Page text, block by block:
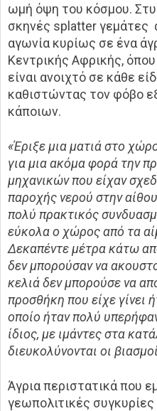
ωμή όψη του κόσμου.
σκηνές splatter γεμάτες
αγωνία κυρίως σε ένα
Κεντρικής Αφρικής,
είναι ανοιχτό σε κάθε
καθιστώντας τον φόβο
κάποιων.
«Έριξε μια ματιά στο
για μια ακόμα φορά την
μηχανικών που είχαν
παροχής νερού στην
πολύ πρακτικός
εύκολα ο χώρος από τα
Δεκαπέντε μέτρα κάτω
δεν μπορούσαν να
κελιά δεν μπορούσε να
προσθήκη που είχε γίνει
οποίο ήταν πολύ
ίδιος, με ιμάντες στα
διευκολύνονται οι
Άγρια περιστατικά που
γεωπολιτικές